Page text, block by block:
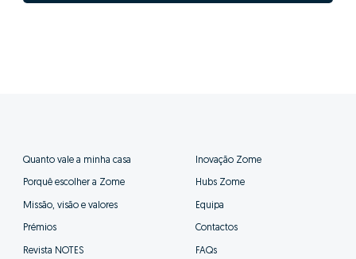
Quanto vale a minha casa
Porquê escolher a Zome
Missão, visão e valores
Prémios
Revista NOTES
Inovação Zome
Hubs Zome
Equipa
Contactos
FAQs